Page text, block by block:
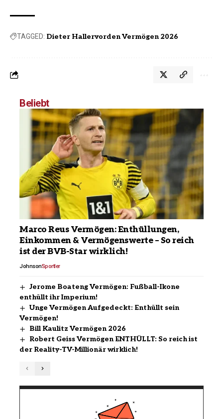
TAGGED: Dieter Hallervorden Vermögen 2026
Beliebt
Marco Reus Vermögen: Enthüllungen,
Einkommen & Vermögenswerte – So reich
ist der BVB-Star wirklich!
JohnsonSportler
Jerome Boateng Vermögen: Fußball-Ikone
enthüllt ihr Imperium!
Unge Vermögen Aufgedeckt: Enthüllt sein
Vermögen!
Bill Kaulitz Vermögen 2026
Robert Geiss Vermögen ENTHÜLLT: So reich ist
der Reality-TV-Millionär wirklich!